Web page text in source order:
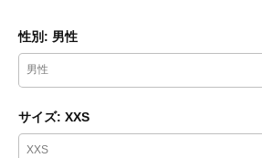
性別: 男性
サイズ: XXS